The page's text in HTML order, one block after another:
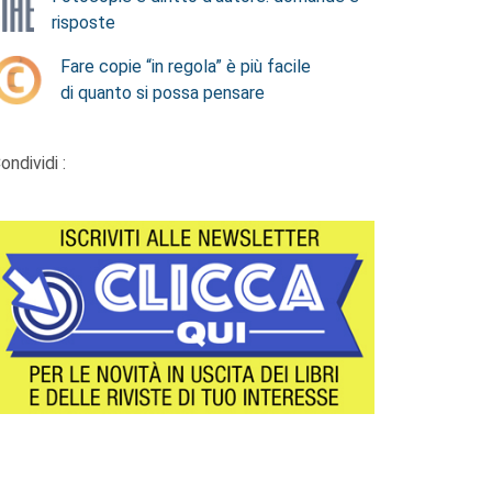
risposte
Fare copie “in regola” è più facile
di quanto si possa pensare
: